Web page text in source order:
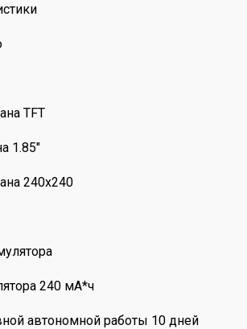
TFT
1.85"
240х240
240 мА*ч
автономной работы 10 дней